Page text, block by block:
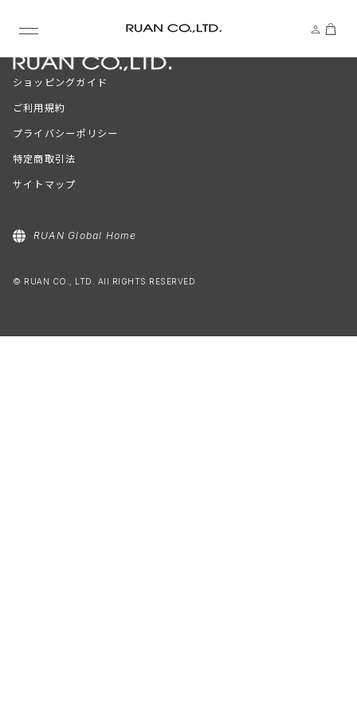
ショッピングガイド
ご利用規約
プライバシーポリシー
特定商取引法
サイトマップ
RUAN Global Home
© RUAN CO., LTD. All RIGHTS RESERVED